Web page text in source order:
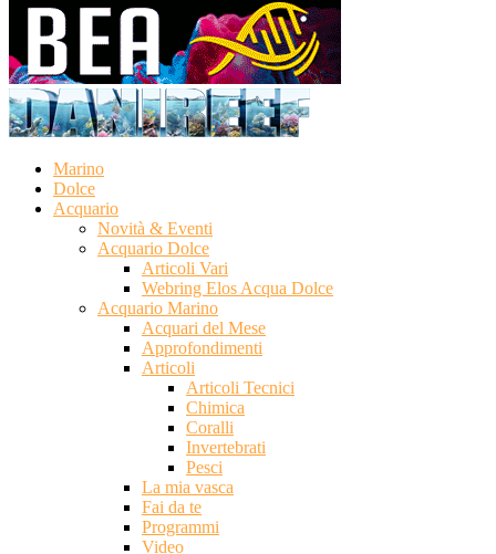
Marino
Dolce
Acquario
Novità & Eventi
Acquario Dolce
Articoli Vari
Webring Elos Acqua Dolce
Acquario Marino
Acquari del Mese
Approfondimenti
Articoli
Articoli Tecnici
Chimica
Coralli
Invertebrati
Pesci
La mia vasca
Fai da te
Programmi
Video